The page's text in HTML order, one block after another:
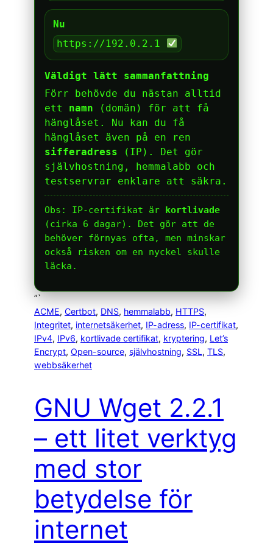
Nu
https://192.0.2.1
Väldigt lätt sammanfattning
Förr behövde du nästan alltid
ett namn (domän) för att få
hänglåset. Nu kan du få
hänglåset även på en ren
sifferadress (IP). Det gör
självhostning, hemmalabb och
testservrar enklare att säkra.
Obs: IP-certifikat är kortlivade
(cirka 6 dagar). Det gör att de
behöver förnyas ofta, men minskar
också risken om en nyckel skulle
läcka.
”`
ACME, Certbot, DNS, hemmalabb, HTTPS
Integritet, internet­säkerhet, IP-adress, IP-certifikat
IPv4, IPv6, kortlivade certifikat, kryptering, Let’s
Encrypt, Open-source, självhostning, SSL, TLS
webb­säkerhet
GNU Wget 2.2.1
– ett litet verktyg
med stor
betydelse för
internet